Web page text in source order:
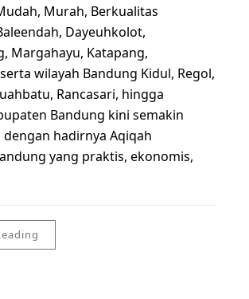
Murah, Berkualitas
Dayeuhkolot,
Margahayu, Katapang,
wilayah Bandung Kidul, Regol,
Rancasari, hingga
Bandung kini semakin
hadirnya Aqiqah
yang praktis, ekonomis,